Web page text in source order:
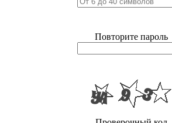
Повторите пароль